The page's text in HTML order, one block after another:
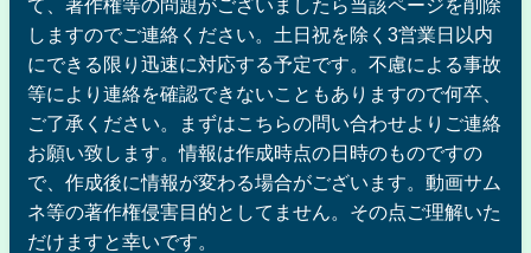
て、著作権等の問題がございましたら当該ページを削除
しますのでご連絡ください。土日祝を除く3営業日以内
にできる限り迅速に対応する予定です。不慮による事故
等により連絡を確認できないこともありますので何卒、
ご了承ください。まずはこちらの問い合わせよりご連絡
お願い致します。情報は作成時点の日時のものですの
で、作成後に情報が変わる場合がございます。動画サム
ネ等の著作権侵害目的としてません。その点ご理解いた
だけますと幸いです。